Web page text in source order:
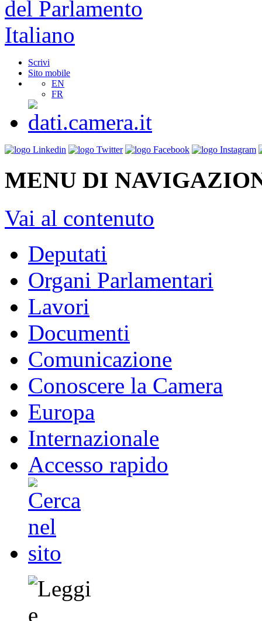
Scrivi
Sito mobile
EN
FR
MENU DI
Vai al contenuto
Deputati
Organi Parlamentari
Lavori
Documenti
Comunicazione
Conoscere la Camera
Europa
Internazionale
Accesso rapido